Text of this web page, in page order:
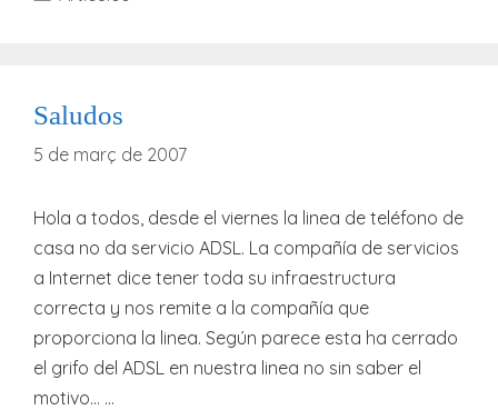
Saludos
5 de març de 2007
Hola a todos, desde el viernes la linea de teléfono de
casa no da servicio ADSL. La compañía de servicios
a Internet dice tener toda su infraestructura
correcta y nos remite a la compañía que
proporciona la linea. Según parece esta ha cerrado
el grifo del ADSL en nuestra linea no sin saber el
motivo… …